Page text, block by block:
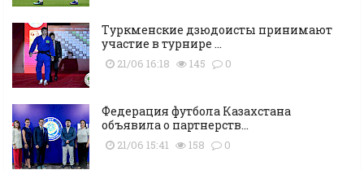
Туркменские дзюдоисты принимают
участие в турнире ...
21/06 16:18 145 0
Федерация футбола Казахстана
объявила о партнерств...
21/06 15:41 158 0